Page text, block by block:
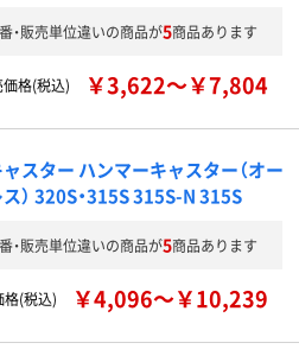
・販売単位違いの商品が5商品あります
価格(税込) ￥3,622～￥7,804
スター ハンマーキャスター（オー
） 320S・315S 315S-N 315S
・販売単位違いの商品が5商品あります
格(税込) ￥4,096～￥10,239